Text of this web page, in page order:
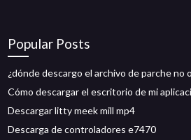
Popular Posts
¿dónde descargo el archivo de parche no
Cómo descargar el escritorio de mi
Descargar litty meek mill mp4
Descarga de controladores e7470